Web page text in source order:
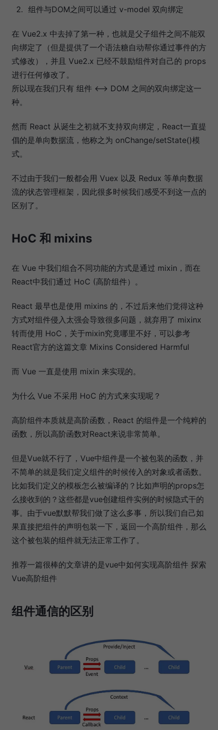
组件与DOM之间可以通过 v-model 双向绑定
在 Vue2.x 中去掉了第一种，也就是父子组件之间不能双
向绑定了（但是提供了一个语法糖自动帮你通过事件的方
式修改），并且 Vue2.x 已经不鼓励组件对自己的 props
进行任何修改了。
所以现在我们只有 组件 <--> DOM 之间的双向绑定这一
种。
然而 React 从诞生之初就不支持双向绑定，React一直提
倡的是单向数据流，他称之为 onChange/setState()模
式。
不过由于我们一般都会用 Vuex 以及 Redux 等单向数据
流的状态管理框架，因此很多时候我们感受不到这一点的
区别了。
HoC 和 mixins
在 Vue 中我们组合不同功能的方式是通过 mixin，而在
React中我们通过 HoC (高阶组件）。
React 最早也是使用 mixins 的，不过后来他们觉得这种
方式对组件侵入太强会导致很多问题，就弃用了 mixinx
转而使用 HoC，关于mixin究竟哪里不好，可以参考
React官方的这篇文章 Mixins Considered Harmful
而 Vue 一直是使用 mixin 来实现的。
为什么 Vue 不采用 HoC 的方式来实现呢？
高阶组件本质就是高阶函数，React 的组件是一个纯粹的
函数，所以高阶函数对React来说非常简单。
但是Vue就不行了，Vue中组件是一个被包装的函数，并
不简单的就是我们定义组件的时候传入的对象或者函数。
比如我们定义的模板怎么被编译的？比如声明的props怎
么接收到的？这些都是vue创建组件实例的时候隐式干的
事。由于vue默默帮我们做了这么多事，所以我们自己如
果直接把组件的声明包装一下，返回一个高阶组件，那么
这个被包装的组件就无法正常工作了。
推荐一篇很棒的文章讲的是vue中如何实现高阶组件 探索
Vue高阶组件
组件通信的区别